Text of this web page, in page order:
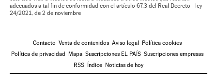
adecuados a tal fin de conformidad con el artículo 67.3 del Real Decreto - ley
24/2021, de 2 de noviembre
Contacto Venta de contenidos Aviso legal
Política cookies
Política de privacidad
Mapa Suscripciones EL PAÍS Suscripciones empresas
RSS
Índice Noticias de hoy